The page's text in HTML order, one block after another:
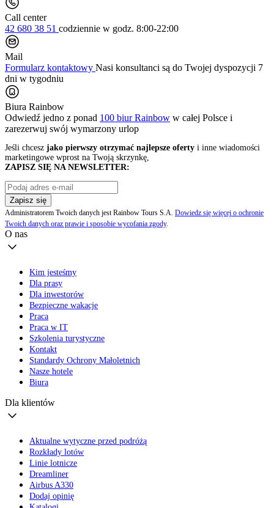
Call center
42 680 38 51 codziennie w godz. 8:00-22:00
Mail
Formularz kontaktowy Nasi konsultanci są do Twojej dyspozycji 7
dni w tygodniu
Biura Rainbow
Odwiedź jedno z ponad 100 biur Rainbow w całej Polsce i
zarezerwuj swój wymarzony urlop
Jeśli chcesz jako pierwszy otrzymać najlepsze oferty i inne wiadomości
marketingowe wprost na Twoją skrzynkę,
ZAPISZ SIĘ NA NEWSLETTER:
Zapisz się
Administratorem Twoich danych jest Rainbow Tours S.A. Dowiedz się więcej o ochronie
Twoich danych oraz prawie i sposobie wycofania zgody.
O nas
Kim jesteśmy
Dla prasy
Dla inwestorów
Bezpieczne wakacje
Praca
Praca w IT
Szkolenia turystyczne
Kontakt
Standardy Ochrony Małoletnich
Nasze hotele
Biura
Dla klientów
Aktualne wytyczne przed podróżą
Rozkłady lotów
Linie lotnicze
Dreamliner
Airbus A330
Dodaj opinię